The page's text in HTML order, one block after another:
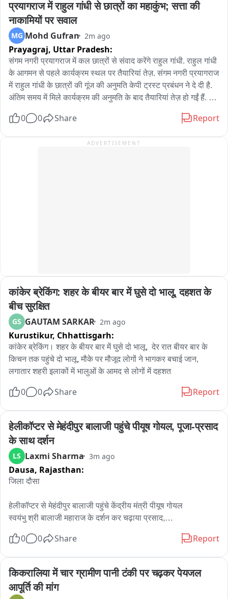
कई घंटे प्रदर्शन के बाद मेयर के आश्वासन पर लोगो नें बनाई शांति
पानी की समस्या के समाधान को लेकर नगर निगम अधिकारियो से मेयर ने की
वार्ता
थाना गाँधी पार्क इलाके मे मानिक चौक मे नहीं पहुँच रहा पीने का पानी।
प्रयागराज में राहुल गांधी से छात्रों का महाकुंभ; सत्ता की
नाकामियों पर सवाल
MG Mohd Gufran 2m ago
Prayagraj, Uttar Pradesh:
संगम नगरी प्रयागराज में कल छात्रों से संवाद करेंगे राहुल गांधी. राहुल गांधी
के आगमन से पहले कार्यक्रम स्थल पर तैयारियां तेज़. संगम नगरी प्रयागराज
में राहुल गांधी के छात्रों की गूंज की अनुमति केपी ट्रस्ट प्रबंधन ने दे दी है.
अंतिम समय में मिले कार्यक्रम की अनुमति के बाद तैयारियां तेज़ हो गईं हैं.
दलदल होने के चलते तैयारियों में बाधा भी आ रही है. लेकिन बड़ी संख्या में
कल इसी पंडाल में राहुल गांधी हजारों छात्रों से संवाद करेंगे. ऐसे में तैयारियां
0 0 Share Report
ADVERTISEMENT
कांकेर ब्रेकिंग: शहर के बीयर बार में घुसे दो भालू, दहशत के
बीच सुरक्षित
GS GAUTAM SARKAR 2m ago
Kurustikur, Chhattisgarh:
कांकेर ब्रेकिंग। शहर के बीयर बार में घुसे दो भालू,  देर रात बीयर बार के
किचन तक पहुंचे दो भालू, मौके पर मौजूद लोगों ने भागकर बचाई जान,
लगातार शहरी इलाकों में भालुओं के आमद से लोगों में दहशत
0 0 Share Report
हेलीकॉप्टर से मेहंदीपुर बालाजी पहुंचे पीयूष गोयल, पूजा-प्रसाद
के साथ दर्शन
LS Laxmi Sharma 3m ago
Dausa, Rajasthan:
जिला दौसा
हेलीकॉप्टर से मेहंदीपुर बालाजी पहुंचे केंद्रीय मंत्री पीयूष गोयल
स्वयंभु श्री बालाजी महाराज के दर्शन कर चढ़ाया प्रसाद,
केंद्रीय मंत्री गोयल की मेहंदीपुर बालाजी महाराज में है गहरी आस्था,
मंदिर ट्रस्ट सचिव एमके माथुर ने मंत्री पीयूष गोयल का किया स्वागत,
पुलिस और प्रशासनिक अमला रहा मौजूद
0 0 Share Report
किकरालिया में चार ग्रामीण पानी टंकी पर चढ़कर पेयजल
आपूर्ति की मांग